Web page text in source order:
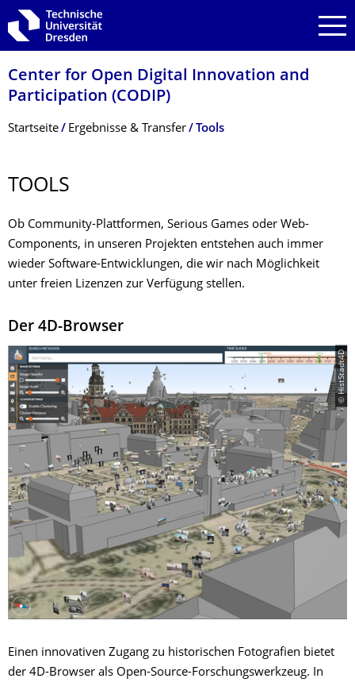
Zur Hauptnavigation springen
Zur Suche springen
Zum Inhalt springen
Center for Open Digital Innovation and
Participation (CODIP)
Breadcrumb-Menü
Startseite Ergebnisse & Transfer Tools
TOOLS
Ob Community-Plattformen, Serious Games oder Web-
Components, in unseren Projekten entstehen auch immer
wieder Software-Entwicklungen, die wir nach Möglichkeit
unter freien Lizenzen zur Verfügung stellen.
Der 4D-Browser
© HistStadt4D
Einen innovativen Zugang zu historischen Fotografien bietet
der 4D-Browser als Open-Source-Forschungswerkzeug. In